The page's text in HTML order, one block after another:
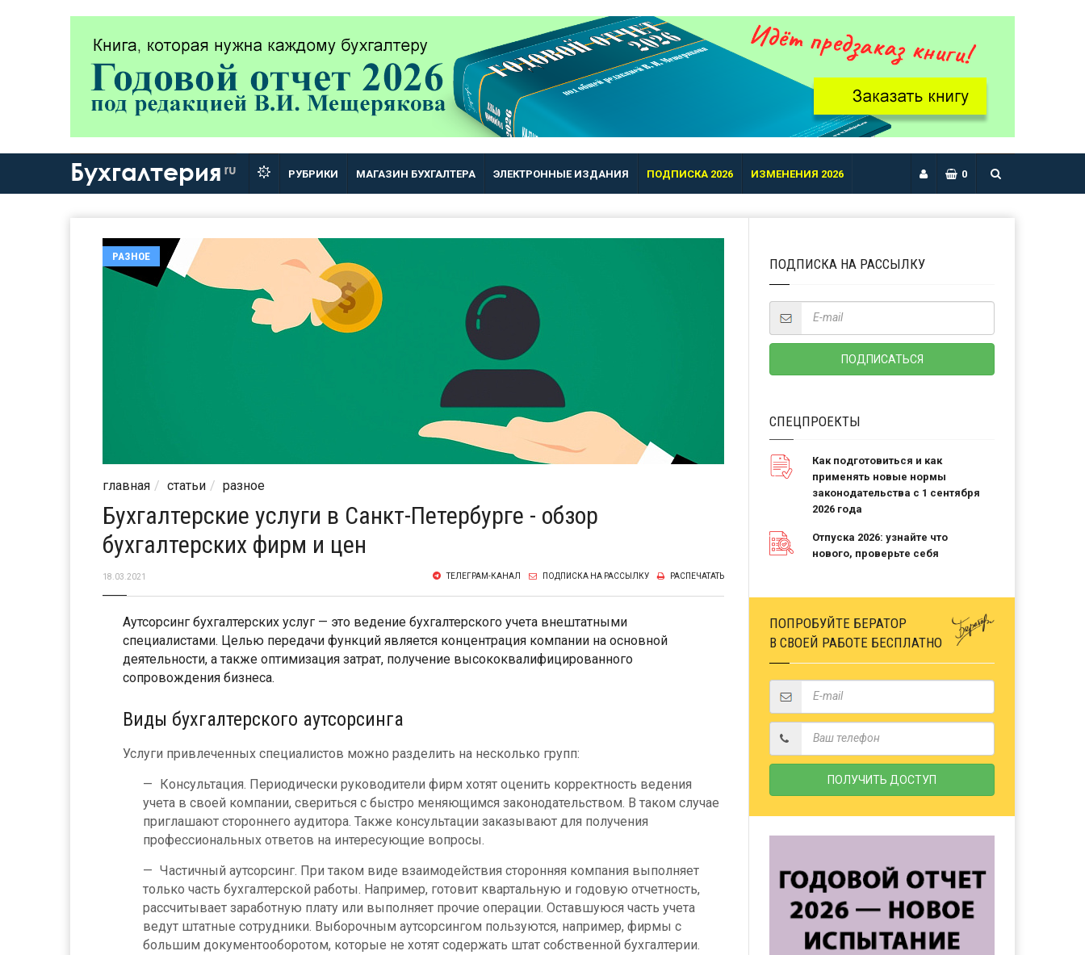
Бухгалтерия ru РУБРИКИ МАГАЗИН БУХГАЛТЕРА ЭЛЕКТРОННЫЕ ИЗДАНИЯ ПОДПИСКА 2026 ИЗМЕНЕНИЯ 2026 0
РАЗНОЕ
главная статьи разное
Бухгалтерские услуги в Санкт-Петербурге - обзор
бухгалтерских фирм и цен
18.03.2021 РАСПЕЧАТАТЬ
ПОДПИСКА НА РАССЫЛКУ
ТЕЛЕГРАМ-КАНАЛ
Аутсорсинг бухгалтерских услуг — это ведение бухгалтерского учета внештатными
специалистами. Целью передачи функций является концентрация компании на основной
деятельности, а также оптимизация затрат, получение высококвалифицированного
сопровождения бизнеса.
Виды бухгалтерского аутсорсинга
Услуги привлеченных специалистов можно разделить на несколько групп:
Консультация. Периодически руководители фирм хотят оценить корректность ведения
учета в своей компании, свериться с быстро меняющимся законодательством. В таком случае
приглашают стороннего аудитора. Также консультации заказывают для получения
профессиональных ответов на интересующие вопросы.
Частичный аутсорсинг. При таком виде взаимодействия сторонняя компания выполняет
только часть бухгалтерской работы. Например, готовит квартальную и годовую отчетность,
рассчитывает заработную плату или выполняет прочие операции. Оставшуюся часть учета
ведут штатные сотрудники. Выборочным аутсорсингом пользуются, например, фирмы с
большим документооборотом, которые не хотят содержать штат собственной бухгалтерии.
ПОДПИСКА НА РАССЫЛКУ
СПЕЦПРОЕКТЫ
Как подготовиться и как
применять новые нормы
законодательства с 1 сентября
2026 года
Отпуска 2026: узнайте что
нового, проверьте себя
ПОПРОБУЙТЕ БЕРАТОР
В СВОЕЙ РАБОТЕ БЕСПЛАТНО